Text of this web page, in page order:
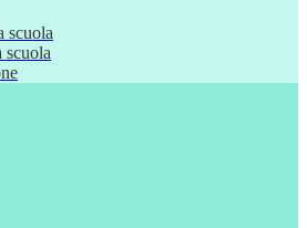
scuola
scuola